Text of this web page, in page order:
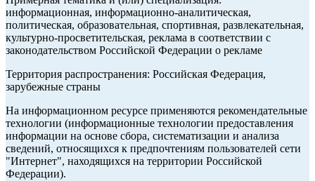
информационная, информационно-аналитическая,
политическая, образовательная, спортивная, развлекательная,
культурно-просветительская, реклама в соответствии с
законодательством Российской Федерации о рекламе
Территория распространения: Российская Федерация,
зарубежные страны
На информационном ресурсе применяются рекомендательные
технологии (информационные технологии предоставления
информации на основе сбора, систематизации и анализа
сведений, относящихся к предпочтениям пользователей сети
"Интернет", находящихся на территории Российской
Федерации).